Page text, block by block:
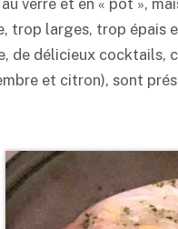
verre et en « pot »,
trop larges, trop
de délicieux cocktails,
et citron), sont